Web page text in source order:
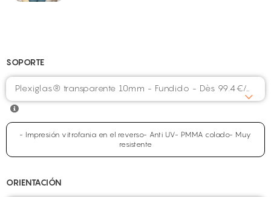
SOPORTE
Plexiglas® transparente 10mm - Fundido - Dès 99.4€/m²
- Impresión vitrofania en el reverso- Anti UV- PMMA colado- Muy
resistente
ORIENTACIÓN